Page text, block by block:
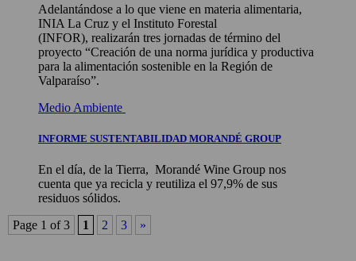
Adelantándose a lo que viene en materia alimentaria,
INIA La Cruz y el Instituto Forestal
(INFOR), realizarán tres jornadas de término del
proyecto “Creación de una norma jurídica y productiva
para la alimentación sostenible en la Región de
Valparaíso”.
Medio Ambiente
INFORME SUSTENTABILIDAD MORANDÉ GROUP
En el día, de la Tierra, Morandé Wine Group nos
cuenta que ya recicla y reutiliza el 97,9% de sus
residuos sólidos.
Page 1 of 3
1 2 3 »